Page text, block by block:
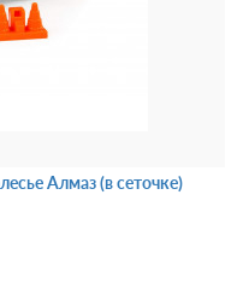
Алмаз (в сеточке)